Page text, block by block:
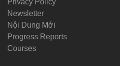
Newsletter
Nội Dung Mới
Progress Reports
Courses